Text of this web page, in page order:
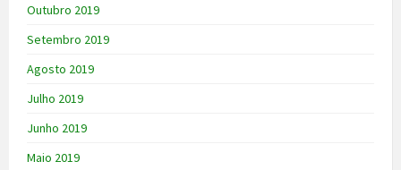
Outubro 2019
Setembro 2019
Agosto 2019
Julho 2019
Junho 2019
Maio 2019